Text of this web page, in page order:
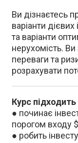
Ви дізнаєтесь
варіанти дієвих
та варіанти
нерухомість.
переваги та
розрахувати
Курс
● починає
порогом входу
● робить